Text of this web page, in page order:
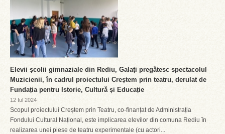
Elevii școlii gimnaziale din Rediu, Galați pregătesc spectacolul
Muzicienii, în cadrul proiectului Creștem prin teatru, derulat de
Fundația pentru Istorie, Cultură și Educație
12 Iul 2024
Scopul proiectului Creștem prin Teatru, co-finanțat de Administrația
Fondului Cultural Național, este implicarea elevilor din comuna Rediu în
realizarea unei piese de teatru experimentale (cu actori...